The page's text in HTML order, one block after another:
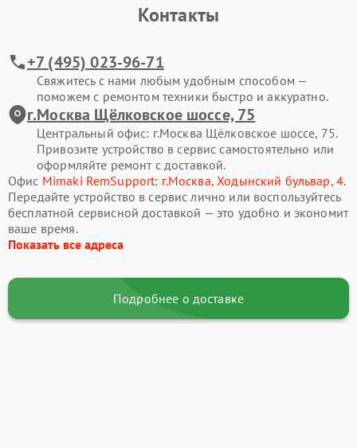
Контакты
+7 (495) 023-96-71
Свяжитесь с нами любым удобным способом —
поможем с ремонтом техники быстро и аккуратно.
г.Москва Щёлковское шоссе, 75
Центральный офис: г.Москва Щёлковское шоссе, 75.
Привозите устройство в сервис самостоятельно или
оформляйте ремонт с доставкой.
Офис Mimaki RemSupport: г.Москва, Ходынский бульвар, 4.
Передайте устройство в сервис лично или воспользуйтесь
бесплатной сервисной доставкой — это удобно и экономит
ваше время.
Показать все адреса
Подробнее о доставке